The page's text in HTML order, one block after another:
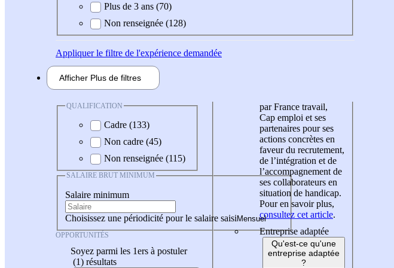
Plus de 3 ans (70)
Non renseignée (128)
Appliquerle filtre de l'expérience demandée
Afficher Plus de filtres
QUALIFICATION
Cadre (133)
Non cadre (45)
Non renseignée (115)
SALAIRE BRUT MINIMUM
Salaire minimum
Choisissez une périodicité pour le salaire saisi
OPPORTUNITÉS
Soyez parmi les 1ers à postuler
(1) résultats
par France travail,
Cap emploi et ses
partenaires pour ses
actions concrètes en
faveur du recrutement,
de l’intégration et de
l’accompagnement de
ses collaborateurs en
situation de handicap.
Pour en savoir plus,
consultez cet article.
Entreprise adaptée
Qu'est-ce qu'une
entreprise adaptée
?